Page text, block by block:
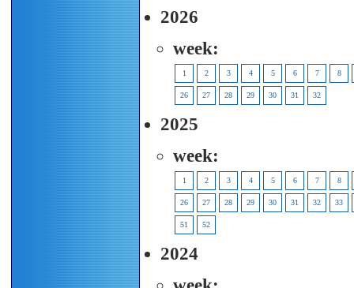
2026
week:
1 2 3 4 5 6 7 8
26 27 28 29 30 31 32
2025
week:
1 2 3 4 5 6 7 8
26 27 28 29 30 31 32 33
51 52
2024